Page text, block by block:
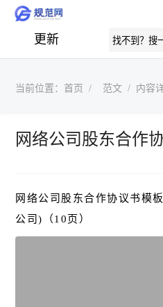
更新
当前位置： 首页 范文 内容
网络公司股东合作
网络公司股东合作协议书模
公司)（10页）